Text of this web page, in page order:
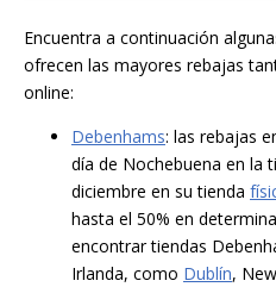
Encuentra a continuación
ofrecen las mayores rebajas
online:
Debenhams: las rebajas
día de Nochebuena en la
diciembre en su tienda
hasta el 50% en
encontrar tiendas
Irlanda, como Dublín,